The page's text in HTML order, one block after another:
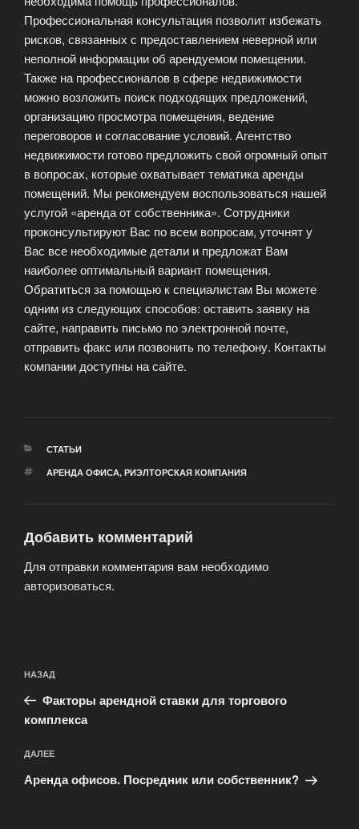
Профессиональная консультация позволит избежать
рисков, связанных с предоставлением неверной или
неполной информации об арендуемом помещении.
Также на профессионалов в сфере недвижимости
можно возложить поиск подходящих предложений,
организацию просмотра помещения, ведение
переговоров и согласование условий. Агентство
недвижимости готово предложить свой огромный опыт
в вопросах, которые охватывает тематика аренды
помещений. Мы рекомендуем воспользоваться нашей
услугой «аренда от собственника». Сотрудники
проконсультируют Вас по всем вопросам, уточнят у
Вас все необходимые детали и предложат Вам
наиболее оптимальный вариант помещения.
Обратиться за помощью к специалистам Вы можете
одним из следующих способов: оставить заявку на
сайте, направить письмо по электронной почте,
отправить факс или позвонить по телефону. Контакты
компании доступны на сайте.
РУБРИКИ
СТАТЬИ
МЕТКИ
АРЕНДА ОФИСА, РИЭЛТОРСКАЯ КОМПАНИЯ
Добавить комментарий
Для отправки комментария вам необходимо
авторизоваться.
по
записям
Предыдущая
запись:
НАЗАД
Факторы арендной ставки для торгового
комплекса
Следующая
запись
ДАЛЕЕ
Аренда офисов. Посредник или собственник?